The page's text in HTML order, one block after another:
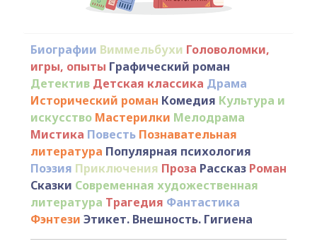
Биографии Виммельбухи Головоломки,
игры, опыты Графический роман
Детектив Детская классика Драма
Исторический роман Комедия Культура и
искусство Мастерилки Мелодрама
Мистика Повесть Познавательная
литература Популярная психология
Поэзия Приключения Проза Рассказ Роман
Сказки Современная художественная
литература Трагедия Фантастика
Фэнтези Этикет. Внешность. Гигиена